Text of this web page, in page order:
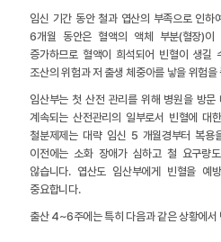
임신 기간 동안 철과 엽산의 부족으로 인하
6개월 동안은 혈액의 액체 부분(혈장)
증가하므로 혈액이 희석되어 빈혈이 생길
조산의 위험과 저 출생 체중아를 낳을 위험
임산부는 첫 산전 관리를 위해 병원을 방
계속되는 산전관리의 일부로서 빈혈에 대
철분제제는 대략 임신 5 개월경부터 복용
이전에는 소화 장애가 심하고 철 요구량
않습니다. 엽산도 임산부에게 빈혈을 예
중요합니다.
출산 4~6주에는 특히 다음과 같은 상황에서